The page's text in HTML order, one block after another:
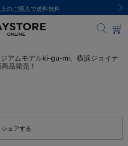
文集中による発送についてのお知らせ
アムモデルki-gu-mi、横浜ジョイナ
品発売！
シェアする